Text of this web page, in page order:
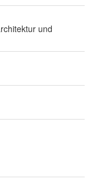
und